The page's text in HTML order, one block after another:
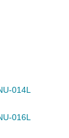
014L
016L